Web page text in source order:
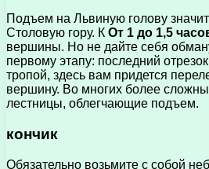
Подъем на Львиную голову
Столовую гору. К От 1 до 1,5
вершины. Но не дайте себя
первому этапу: последний
тропой, здесь вам придется
вершину. Во многих более
лестницы, облегчающие подъем.
кончик
Обязательно возьмите с собой